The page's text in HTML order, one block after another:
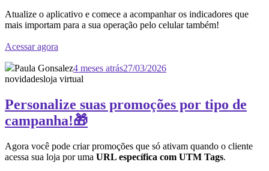
Atualize o aplicativo e comece a acompanhar os indicadores que
mais importam para a sua operação pelo celular também!
Acessar agora
Paula Gonsalez4 meses atrás27/03/2026
novidadesloja virtual
Personalize suas promoções por tipo de
campanha!🎁
Agora você pode criar promoções que só ativam quando o cliente
acessa sua loja por uma URL específica com UTM Tags.